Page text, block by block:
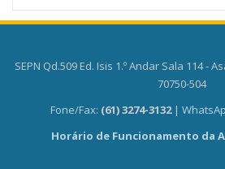
SEPN Qd.509 Ed. Isis 1.º Andar Sala 114 -
70750-504
Fone/Fax: (61) 3274-3132 |
Horário de Funcionamento da